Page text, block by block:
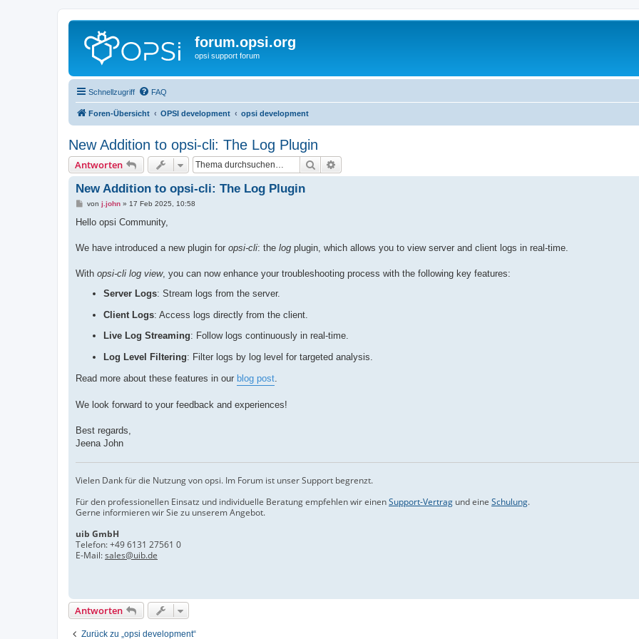
forum.opsi.org
opsi support forum
Schnellzugriff FAQ
Foren-Übersicht OPSI development opsi development
New Addition to opsi-cli: The Log Plugin
Antworten Suche
New Addition to opsi-cli: The Log Plugin
B
i
a
von j.john» 17 Feb 2025, 10:58
Hello opsi Community,
We have introduced a new plugin for opsi-cli: the log plugin, which allows you to view server and client logs in real-time.
With opsi-cli log view, you can now enhance your troubleshooting process with the following key features:
Server Logs: Stream logs from the server.
Client Logs: Access logs directly from the client.
Live Log Streaming: Follow logs continuously in real-time.
Log Level Filtering: Filter logs by log level for targeted analysis.
Read more about these features in our blog post
We look forward to your feedback and experiences!
Best regards,
Jeena John
Vielen Dank für die Nutzung von opsi. Im Forum ist unser Support begrenzt.
Für den professionellen Einsatz und individuelle Beratung empfehlen wir einenSupport-Vertrag und eine Schulung.
Gerne informieren wir Sie zu unserem Angebot.
uib GmbH
Telefon:+49 6131 27561 0
E-Mail:sales@uib.de
Antworten
Zurück zu „opsi development“